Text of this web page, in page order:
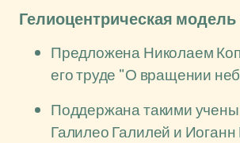
Гелиоцентрическая модель
Предложена Николаем
его труде "О вращении
Поддержана такими
Галилео Галилей и Иоганн